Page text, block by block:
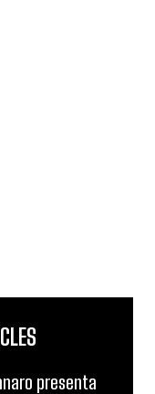
presenta